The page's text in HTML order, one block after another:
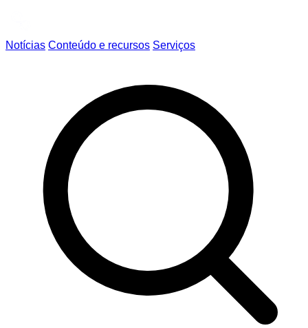
Notícias Conteúdo e recursos Serviços